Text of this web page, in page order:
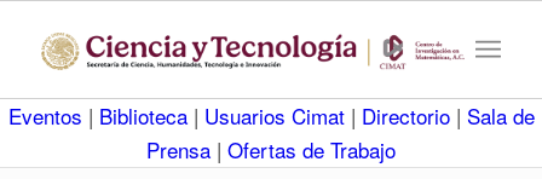
Eventos | Biblioteca | Usuarios Cimat | Directorio | Sala de
Prensa | Ofertas de Trabajo